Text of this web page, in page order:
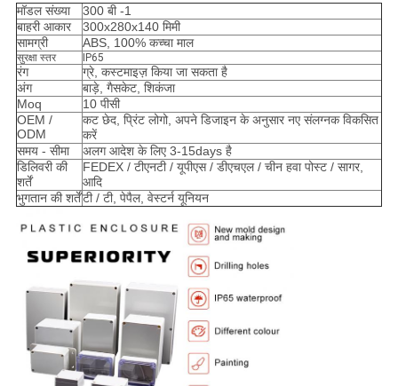
मॉडल संख्या
300 बी -1
बाहरी आकार
300x280x140 मिमी
सामग्री
ABS, 100% कच्चा माल
सुरक्षा स्तर IP65
रंग
ग्रे, कस्टमाइज़ किया जा सकता है
अंग
बाड़े, गैसकेट, शिकंजा
Moq
10 पीसी
OEM /
ODM
कट छेद, प्रिंट लोगो, अपने डिजाइन के अनुसार नए संलग्नक विकसित
करें
समय - सीमा
अलग आदेश के लिए 3-15days है
डिलिवरी की
शर्तें
FEDEX / टीएनटी / यूपीएस / डीएचएल / चीन हवा पोस्ट / सागर,
आदि
भुगतान की शर्तेंटी / टी, पेपैल, वेस्टर्न यूनियन